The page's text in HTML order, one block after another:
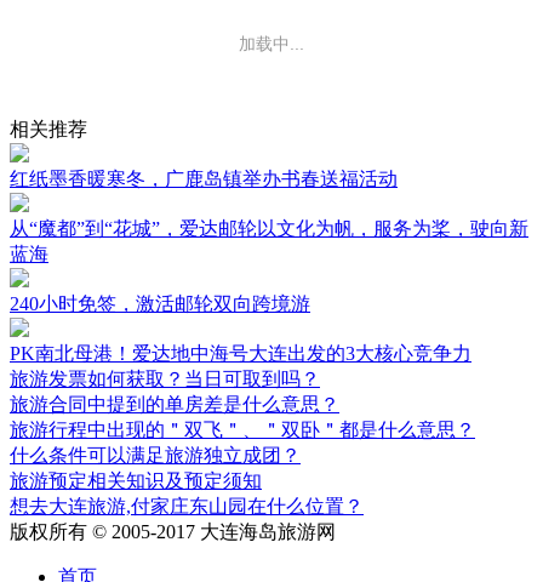
加载中...
相关推荐
红纸墨香暖寒冬，广鹿岛镇举办书春送福活动
从“魔都”到“花城”，爱达邮轮以文化为帆，服务为桨，驶向新
蓝海
240小时免签，激活邮轮双向跨境游
PK南北母港！爱达地中海号大连出发的3大核心竞争力
旅游发票如何获取？当日可取到吗？
旅游合同中提到的单房差是什么意思？
旅游行程中出现的＂双飞＂、＂双卧＂都是什么意思？
什么条件可以满足旅游独立成团？
旅游预定相关知识及预定须知
想去大连旅游,付家庄东山园在什么位置？
版权所有 © 2005-2017 大连海岛旅游网
首页